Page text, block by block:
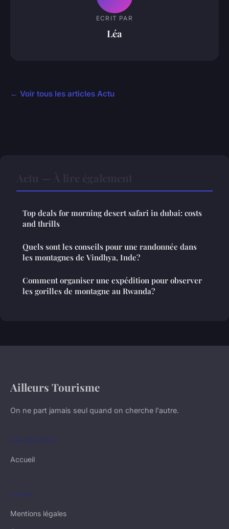
ECRIT PAR
Léa
← Voir tous les articles Actu
Top deals for morning desert safari in dubai: costs
and thrills
Quels sont les conseils pour une randonnée dans
les montagnes de Vindhya, Inde?
Comment organiser une expédition pour observer
les gorilles de montagne au Rwanda?
Ailleurs Tourisme
On ne part jamais seul quand on cherche l'autre.
NAVIGATION
Accueil
LÉGAL
Mentions légales